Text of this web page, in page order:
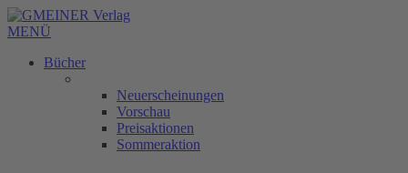
MENÜ
Bücher
Neuerscheinungen
Vorschau
Preisaktionen
Sommeraktion